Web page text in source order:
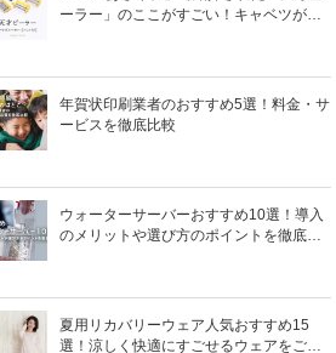
ーラー」のここがすごい！キャベツがほ
年賀状印刷業者のおすすめ5選！料金・サ
ービスを徹底比較
ウォーターサーバーおすすめ10選！導入
のメリットや選び方のポイントを徹底解
夏用リカバリーウェア人気おすすめ15
選！涼しく快適にすごせるウェアをご紹